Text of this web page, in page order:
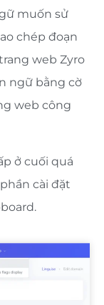
muốn sử
chép đoạn
web Zyro
ngữ bằng cờ
web công
ở cuối quá
cài đặt